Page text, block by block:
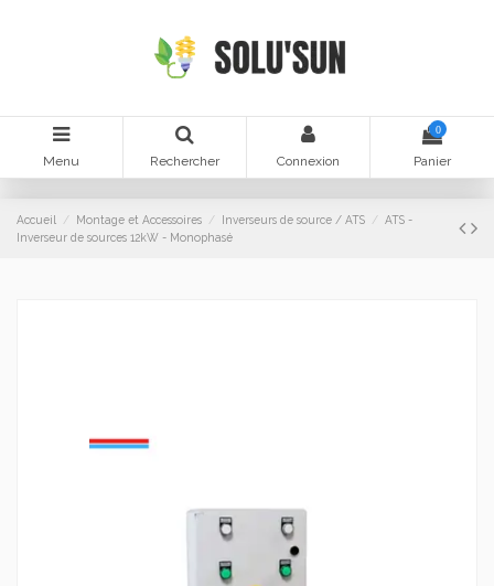
Menu Rechercher Connexion
0
Panier
Accueil Montage et Accessoires Inverseurs de source / ATS
ATS -
Inverseur de sources 12kW - Monophasé